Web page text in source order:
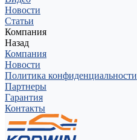
Новости
Статьи
Компания
Назад
Компания
Новости
Политика конфиденциальности
Партнеры
Гарантия
Контакты